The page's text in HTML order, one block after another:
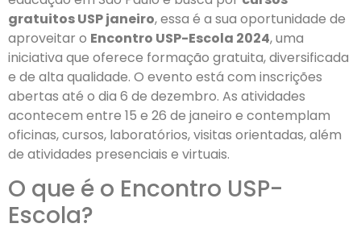
gratuitos USP janeiro, essa é a sua oportunidade de
aproveitar o Encontro USP-Escola 2024, uma
iniciativa que oferece formação gratuita, diversificada
e de alta qualidade. O evento está com inscrições
abertas até o dia 6 de dezembro. As atividades
acontecem entre 15 e 26 de janeiro e contemplam
oficinas, cursos, laboratórios, visitas orientadas, além
de atividades presenciais e virtuais.
O que é o Encontro USP-
Escola?